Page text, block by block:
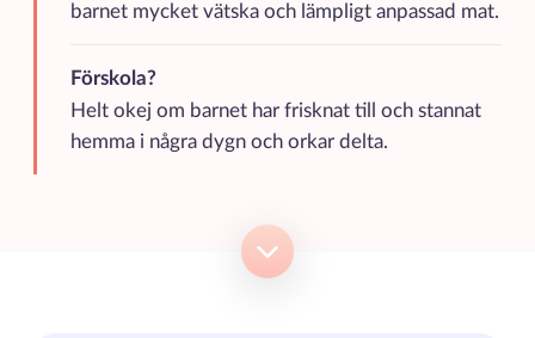
barnet mycket vätska och lämpligt anpassad mat.
Förskola?
Helt okej om barnet har frisknat till och stannat
hemma i några dygn och orkar delta.